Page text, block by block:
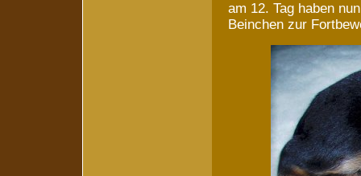
am 12. Tag haben
Beinchen zur